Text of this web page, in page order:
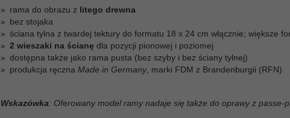
rama do obrazu z litego drewna
bez stojaka
ściana tylna z twardej tektury do formatu 18 x 24 cm włącznie; większe
2 wieszaki na ścianę dla pozycji pionowej i poziomej
dostępna także jako rama pusta (bez szyby i bez ściany tylnej)
produkcja ręczna Made in Germany, marki FDM z Brandenburgii (RFN)
Wskazówka: Oferowany model ramy nadaje się także do oprawy z passe-